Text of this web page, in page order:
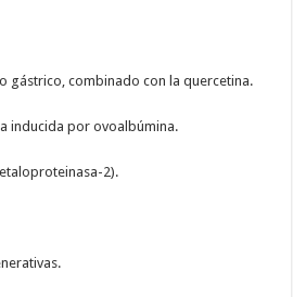
gástrico, combinado con la quercetina.
inducida por ovoalbúmina.
2).